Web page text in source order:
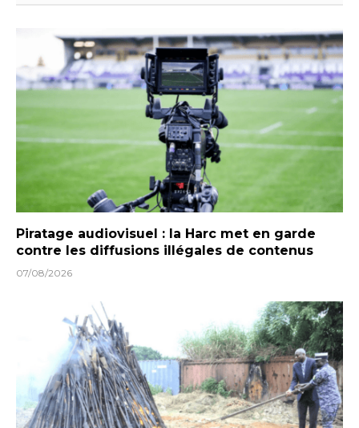
Piratage audiovisuel : la Harc met en garde
contre les diffusions illégales de contenus
07/08/2026